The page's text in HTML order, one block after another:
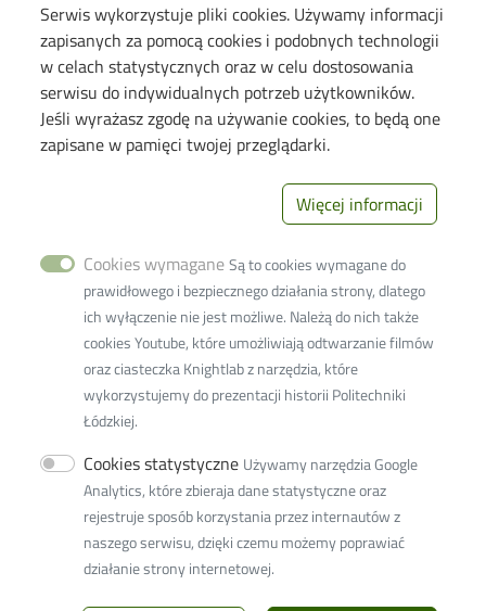
Serwis wykorzystuje pliki cookies. Używamy informacji
zapisanych za pomocą cookies i podobnych technologii
w celach statystycznych oraz w celu dostosowania
serwisu do indywidualnych potrzeb użytkowników.
Jeśli wyrażasz zgodę na używanie cookies, to będą one
zapisane w pamięci twojej przeglądarki.
Więcej informacji
Cookies wymagane Są to cookies wymagane do
prawidłowego i bezpiecznego działania strony, dlatego
ich wyłączenie nie jest możliwe. Należą do nich także
cookies Youtube, które umożliwiają odtwarzanie filmów
oraz ciasteczka Knightlab z narzędzia, które
wykorzystujemy do prezentacji historii Politechniki
Łódzkiej.
Cookies statystyczne Używamy narzędzia Google
Analytics, które zbieraja dane statystyczne oraz
rejestruje sposób korzystania przez internautów z
naszego serwisu, dzięki czemu możemy poprawiać
działanie strony internetowej.
Lodz University of Technology
116 Zeromskiego Street
90-924 Lodz, Poland
727 002 18 95
Research
Information for
Candidates
Links
Wikamp
Webmail
Library